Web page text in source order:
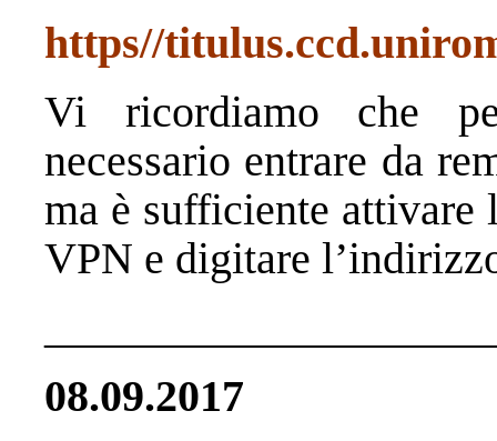
https//
Vi ricordiamo che
necessario entrare da
ma è sufficiente attivare
VPN e digitare
08.09.2017